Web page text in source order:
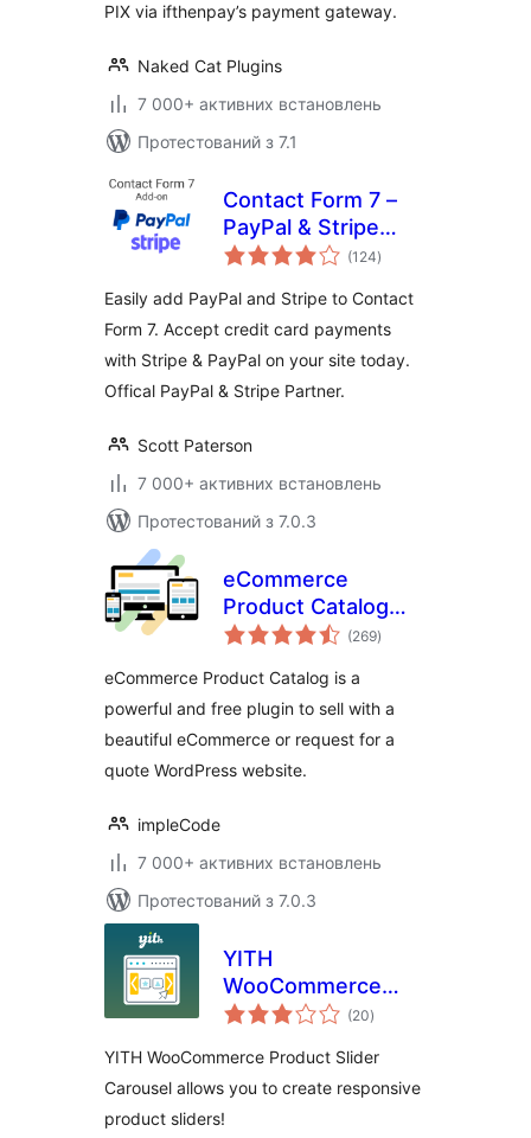
PIX via ifthenpay’s payment gateway.
Naked Cat Plugins
7 000+ активних встановлень
Протестований з 7.1
Contact Form 7 –
PayPal & Stripe
Add-on
(124загальний
рейтинг
)
Easily add PayPal and Stripe to Contact
Form 7. Accept credit card payments
with Stripe & PayPal on your site today.
Offical PayPal & Stripe Partner.
Scott Paterson
7 000+ активних встановлень
Протестований з 7.0.3
eCommerce
Product Catalog
Plugin for
(269загальний
рейтинг
)
eCommerce Product Catalog is a
powerful and free plugin to sell with a
beautiful eCommerce or request for a
quote WordPress website.
impleCode
7 000+ активних встановлень
Протестований з 7.0.3
YITH
WooCommerce
Product Slider
(20загальний
рейтинг
)
YITH WooCommerce Product Slider
Carousel allows you to create responsive
product sliders!